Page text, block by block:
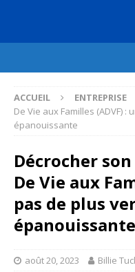
ACCUEIL ENTREPRISE
De Vie aux Familles (ADVF)
épanouissante
Décrocher
De Vie aux
pas de plus
épanouissante
août 20, 2023 Billie